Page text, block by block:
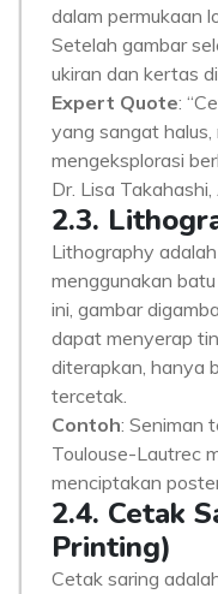
dalam permukaan
Setelah gambar
ukiran dan kertas
Expert Quote:
yang sangat
mengeksplorasi
Dr. Lisa
2.3.
Lithography
menggunakan
ini, gambar
dapat menyerap
diterapkan, hanya
tercetak.
Contoh: Seniman
Toulouse-Lautrec
menciptakan
2.4. Cetak
Printing)
Cetak saring